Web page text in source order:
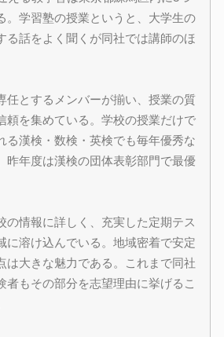
。学習塾の授業というと、大学生の
る話をよく聞くが同社では講師のほ
任とするメンバーが揃い、授業の質
頼を集めている。学校の授業だけで
る漢検・数検・英検でも毎年優秀な
昨年度は漢検の団体表彰部門で最優
の情報に詳しく、充実した定期テス
に溶け込んでいる。地域密着で安定
は大きな魅力である。これまで同社
者もその部分を志望理由に挙げるこ